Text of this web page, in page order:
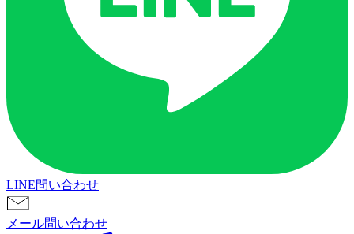
LINE問い合わせ
メール問い合わせ